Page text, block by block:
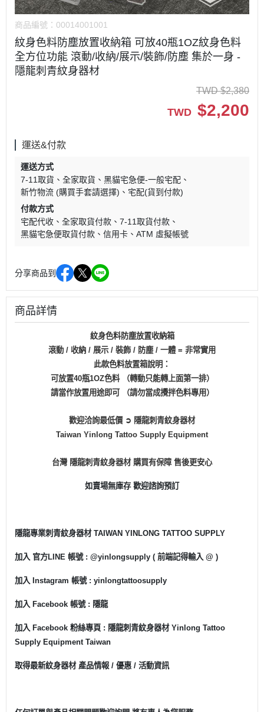
商品編號： 00014001001
紋身色料防塵放置收納箱 可放40瓶1OZ紋身色料
全方位功能 滾動/收納/展示/裝飾/防塵 集於一身 -
隱龍刺青紋身器材
TWD $2,380
TWD $2,200
運送&付款
運送方式
7-11取貨
全家取貨
黑貓宅急便-一般宅配
新竹物流 (購買手套請選擇)
宅配(貨到付款)
付款方式
宅配代收
全家取貨付款
7-11取貨付款
黑貓宅急便取貨付款
信用卡 ATM 虛擬帳號
分享商品到
商品詳情
紋身色料防塵放置收納箱
滾動 / 收納 / 展示 / 裝飾 / 防塵 / 一體 = 非常實用
此款色料放置箱說明：
可放置40瓶1OZ色料 （轉動只能轉上面第一排）
請當作放置用途即可 （請勿當成攪拌色料專用）
歡迎洽詢最低價 ➲ 隱龍刺青紋身器材
Taiwan Yinlong Tattoo Supply Equipment
台灣 隱龍刺青紋身器材 購買有保障 售後更安心
如賣場無庫存 歡迎諮詢預訂
隱龍專業刺青紋身器材 TAIWAN YINLONG TATTOO SUPPLY
加入 官方LINE 帳號 : @yinlongsupply ( 前端記得輸入 @ )
加入 Instagram 帳號 : yinlongtattoosupply
加入 Facebook 帳號 : 隱龍
加入 Facebook 粉絲專頁 : 隱龍刺青紋身器材 Yinlong Tattoo
Supply Equipment Taiwan
取得最新紋身器材 產品情報 / 優惠 / 活動資訊